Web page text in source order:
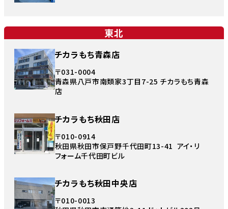
東北
チカラもち青森店
〒031-0004
青森県八戸市南類家3丁目7-25 チカラもち青森
店
チカラもち秋田店
〒010-0914
秋田県秋田市保戸野千代田町13-41 アイ・リ
フォーム千代田町ビル
チカラもち秋田中央店
〒010-0013